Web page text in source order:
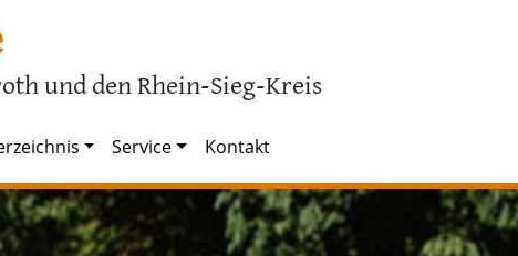
und den Rhein-Sieg-Kreis
Service Kontakt